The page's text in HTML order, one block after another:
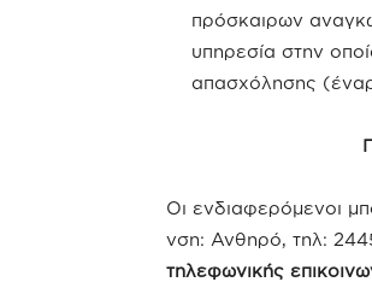
πρόσκαιρων
υπηρεσία στην
απασχόλησης
Οι ενδιαφερόμενοι
νση: Ανθηρό, τηλ:
τηλεφωνικής